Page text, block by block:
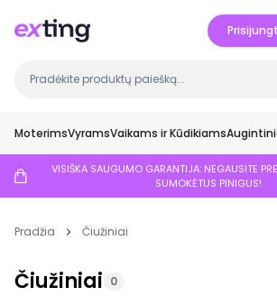
MoterimsVyramsVaikams ir Kūdikiams
VISIŠKA SAUGUMO GARANTIJA: NEGAUSITE
SUMOKĖTUS PINIGUS!
Pradžia Čiužiniai
Čiužiniai 0